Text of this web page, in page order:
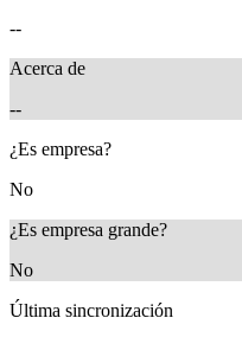
--
Acerca de
--
¿Es empresa?
No
¿Es empresa grande?
No
Última sincronización